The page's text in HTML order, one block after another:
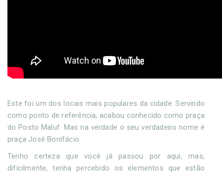
Este foi um dos locais mais populares da cidade. Servindo
como ponto de referência, acabou conhecido como praça
do Posto Maluf. Mas na verdade o seu verdadeiro nome é
praça José Bonifácio.
Tenho certeza que você já passou por aqui, mas,
dificilmente, tenha percebido os elementos que estão